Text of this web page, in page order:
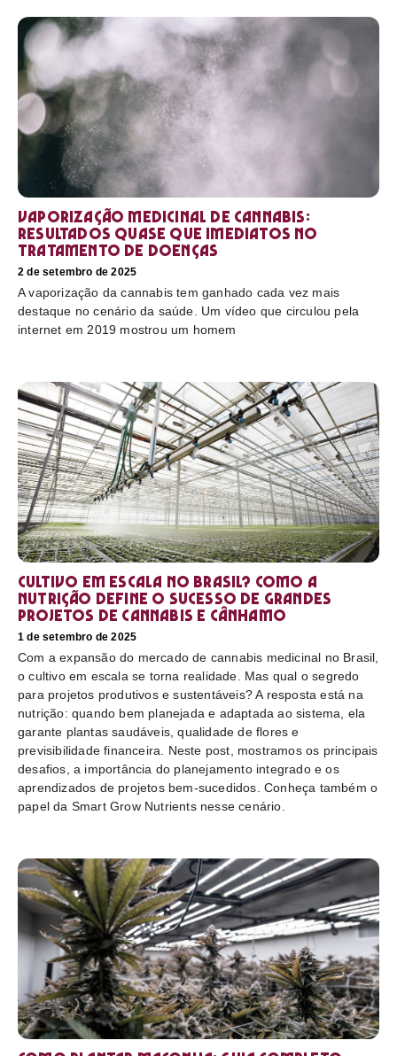
Vaporização medicinal de cannabis:
resultados quase que imediatos no
tratamento de doenças
2 de setembro de 2025
A vaporização da cannabis tem ganhado cada vez mais
destaque no cenário da saúde. Um vídeo que circulou pela
internet em 2019 mostrou um homem
Cultivo em escala no Brasil? Como a
nutrição define o sucesso de grandes
projetos de cannabis e cânhamo
1 de setembro de 2025
Com a expansão do mercado de cannabis medicinal no Brasil,
o cultivo em escala se torna realidade. Mas qual o segredo
para projetos produtivos e sustentáveis? A resposta está na
nutrição: quando bem planejada e adaptada ao sistema, ela
garante plantas saudáveis, qualidade de flores e
previsibilidade financeira. Neste post, mostramos os principais
desafios, a importância do planejamento integrado e os
aprendizados de projetos bem-sucedidos. Conheça também o
papel da Smart Grow Nutrients nesse cenário.